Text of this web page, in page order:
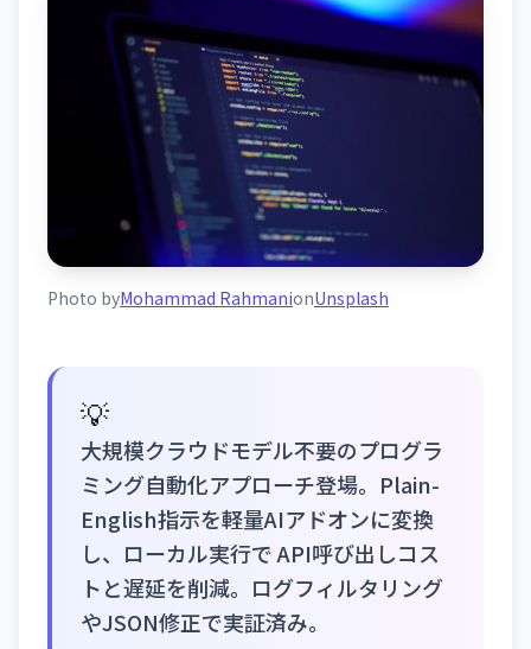
Photo byMohammad RahmanionUnsplash
💡
大規模クラウドモデル不要のプログラ
ミング自動化アプローチ登場。Plain-
English指示を軽量AIアドオンに変換
し、ローカル実行で API呼び出しコス
トと遅延を削減。ログフィルタリング
やJSON修正で実証済み。